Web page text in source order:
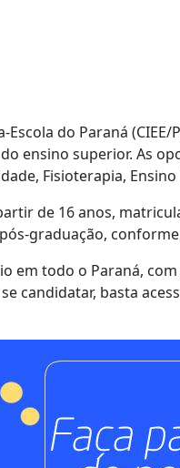
do Paraná
ensino superior. As
Fisioterapia,
de 16 anos,
graduação,
em todo o Paraná,
candidatar, basta